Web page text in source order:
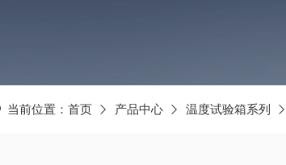
当前位置： 首页 产品中心 温度试验箱系列